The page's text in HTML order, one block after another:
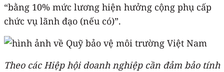
“bằng 10% mức lương hiện hưởng cộng phụ cấp
chức vụ lãnh đạo (nếu có)”.
Theo các Hiệp hội doanh nghiệp cần đảm bảo tính